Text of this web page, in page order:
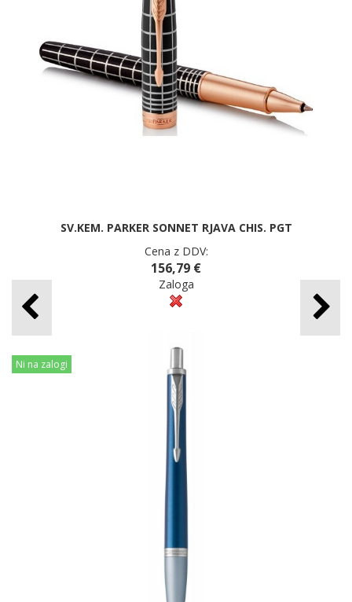
SV.KEM. PARKER SONNET RJAVA CHIS. PGT
Cena z DDV:
156,79 €
Zaloga
Ni na zalogi